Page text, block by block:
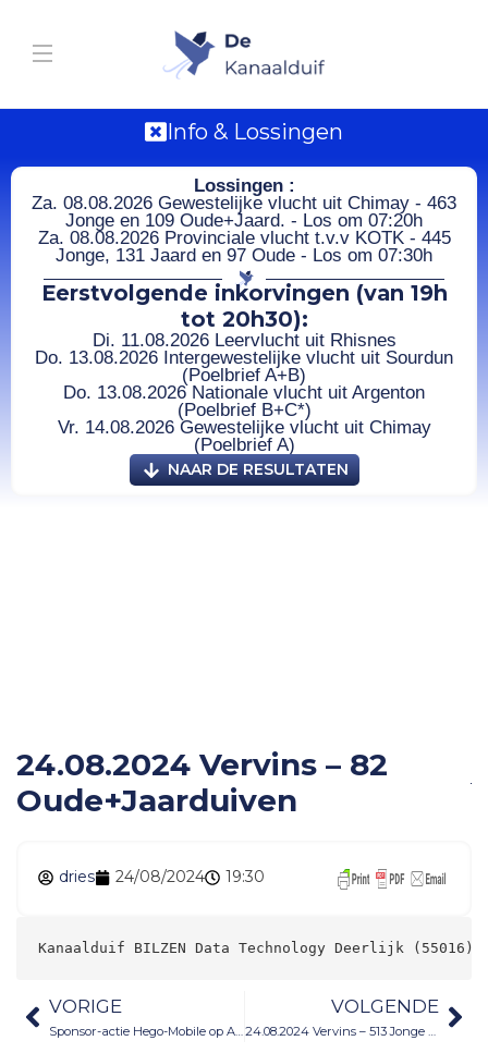
Info & Lossingen
Lossingen :
Za. 08.08.2026 Gewestelijke vlucht uit Chimay - 463
Jonge en 109 Oude+Jaard. - Los om 07:20h
Za. 08.08.2026 Provinciale vlucht t.v.v KOTK - 445
Jonge, 131 Jaard en 97 Oude - Los om 07:30h
Eerstvolgende inkorvingen (van 19h
tot 20h30):
Di. 11.08.2026 Leervlucht uit Rhisnes
Do. 13.08.2026 Intergewestelijke vlucht uit Sourdun
(Poelbrief A+B)
Do. 13.08.2026 Nationale vlucht uit Argenton
(Poelbrief B+C*)
Vr. 14.08.2026 Gewestelijke vlucht uit Chimay
(Poelbrief A)
NAAR DE RESULTATEN
24.08.2024 Vervins – 82
Oude+Jaarduiven
dries 24/08/2024 19:30
Kanaalduif BILZEN Data Technology Deerlijk (55016)
VORIGE
Sponsor-actie Hego-Mobile op Argenton 24.08.2024
VOLGENDE
24.08.2024 Vervins – 513 Jonge duiven